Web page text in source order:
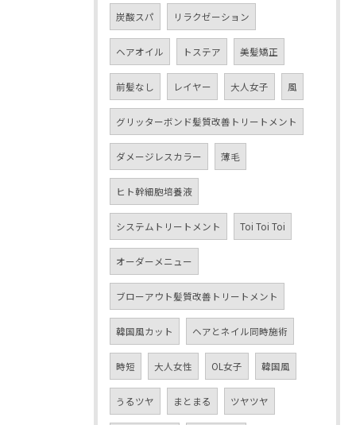
炭酸スパ リラクゼーション
ヘアオイル トステア 美髪矯正
前髪なし レイヤー 大人女子 風
グリッターボンド髪質改善トリートメント
ダメージレスカラー 薄毛
ヒト幹細胞培養液
システムトリートメント Toi Toi Toi
オーダーメニュー
ブローアウト髪質改善トリートメント
韓国風カット ヘアとネイル同時施術
時短 大人女性 OL女子 韓国風
うるツヤ まとまる ツヤツヤ